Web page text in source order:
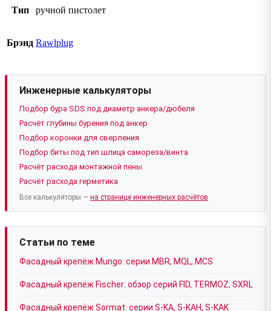
Тип ручной пистолет
Брэнд Rawlplug
Инженерные калькуляторы
Подбор бура SDS под диаметр анкера/дюбеля
Расчёт глубины бурения под анкер
Подбор коронки для сверления
Подбор биты под тип шлица самореза/винта
Расчёт расхода монтажной пены
Расчёт расхода герметика
Все калькуляторы — на странице инженерных расчётов
Статьи по теме
Фасадный крепёж Mungo: серии MBR, MQL, MCS
Фасадный крепёж Fischer: обзор серий FID, TERMOZ, SXRL
Фасадный крепёж Sormat: серии S-KA, S-KAH, S-KAK